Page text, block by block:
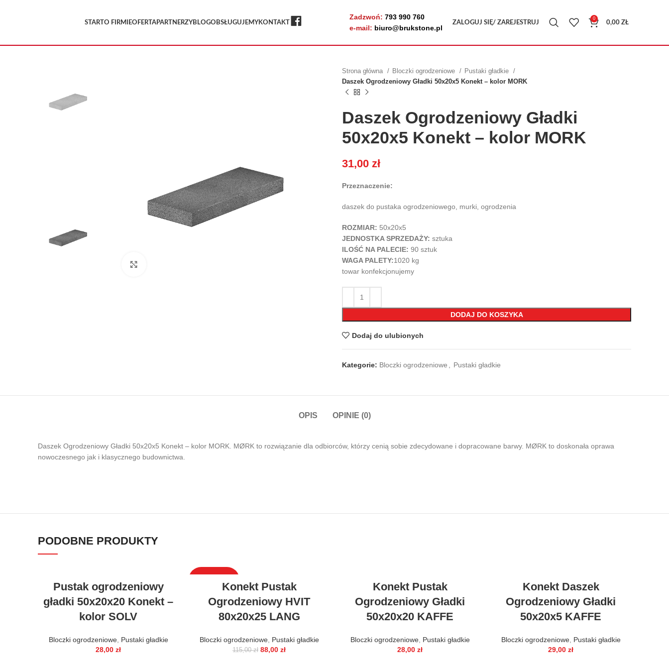
STARTO FIRMIEOFERTAPARTNERZYBLOGOBSŁUGUJEMYKONTAKT
Zadzwoń: 793 990 760
e-mail: biuro@brukstone.pl
ZALOGUJ SIĘ/ ZAREJESTRUJ
0
0,00 ZŁ
Strona główna Bloczki ogrodzeniowe
Pustaki gładkie
Daszek Ogrodzeniowy Gładki 50x20x5 Konekt – kolor MORK
Daszek Ogrodzeniowy Gładki
50x20x5 Konekt – kolor MORK
31,00 zł
Przeznaczenie:
daszek do pustaka ogrodzeniowego, murki, ogrodzenia
ROZMIAR: 50x20x5
JEDNOSTKA SPRZEDAŻY: sztuka
ILOŚĆ NA PALECIE: 90 sztuk
WAGA PALETY:1020 kg
towar konfekcjonujemy
DODAJ DO KOSZYKA
Dodaj do ulubionych
Kategorie: Bloczki ogrodzeniowe Pustaki gładkie
OPIS OPINIE (0)
Daszek Ogrodzeniowy Gładki 50x20x5 Konekt – kolor MORK. MØRK to rozwiązanie dla odbiorców, którzy cenią sobie zdecydowane i dopracowane barwy. MØRK to doskonała oprawa
nowoczesnego jak i klasycznego budownictwa.
PODOBNE PRODUKTY
Pustak ogrodzeniowy
gładki 50x20x20 Konekt –
kolor SOLV
Bloczki ogrodzeniowe, Pustaki gładkie
28,00 zł
Konekt Pustak
Ogrodzeniowy HVIT
80x20x25 LANG
Bloczki ogrodzeniowe, Pustaki gładkie
115,00zł 88,00 zł
Konekt Pustak
Ogrodzeniowy Gładki
50x20x20 KAFFE
Bloczki ogrodzeniowe, Pustaki gładkie
28,00 zł
Konekt Daszek
Ogrodzeniowy Gładki
50x20x5 KAFFE
Bloczki ogrodzeniowe, Pustaki gładkie
29,00 zł